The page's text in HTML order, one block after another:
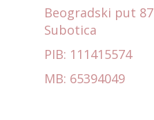
Beogradski put 87
Subotica
PIB: 111415574
MB: 65394049